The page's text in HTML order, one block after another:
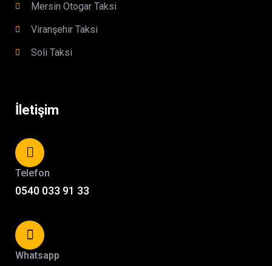
Mersin Otogar Taksi
Viranşehir Taksi
Soli Taksi
İletişim
Telefon
0540 033 91 33
Whatsapp